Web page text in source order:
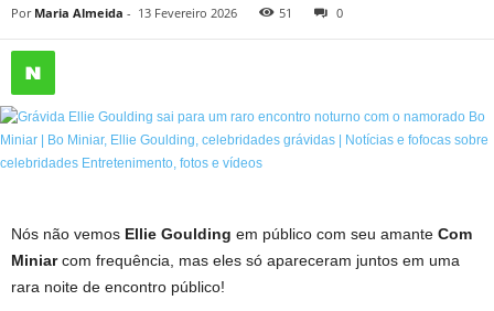
Por Maria Almeida - 13 Fevereiro 2026 51 0
Nós não vemos Ellie Goulding em público com seu amante Com
Miniarcom frequência, mas eles só apareceram juntos em uma
rara noite de encontro público!